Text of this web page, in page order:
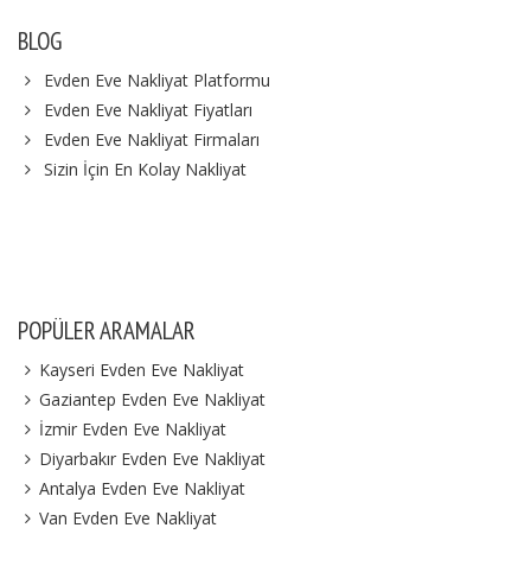
BLOG
Evden Eve Nakliyat Platformu
Evden Eve Nakliyat Fiyatları
Evden Eve Nakliyat Firmaları
Sizin İçin En Kolay Nakliyat
POPÜLER ARAMALAR
Kayseri Evden Eve Nakliyat
Gaziantep Evden Eve Nakliyat
İzmir Evden Eve Nakliyat
Diyarbakır Evden Eve Nakliyat
Antalya Evden Eve Nakliyat
Van Evden Eve Nakliyat